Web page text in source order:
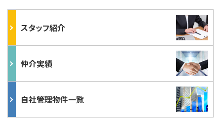
スタッフ紹介
仲介実績
自社管理物件一覧